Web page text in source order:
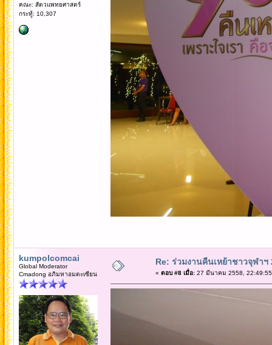
คณะ: สัตวแพทยศาสตร์
กระทู้: 10,307
kumpolcomcai
Global Moderator
Cmadong อภิมหาอมตะเซียน
Re: ร่วมงานคืนเหย้าชาวจุฬาฯ
« ตอบ #8 เมื่อ:27 มีนาคม 2558,